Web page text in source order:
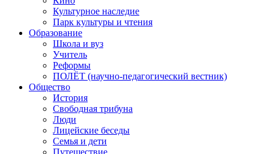
Культурное наследие
Парк культуры и чтения
Образование
Школа и вуз
Учитель
Реформы
ПОЛЁТ (научно-педагогический вестник)
Общество
История
Свободная трибуна
Люди
Лицейские беседы
Семья и дети